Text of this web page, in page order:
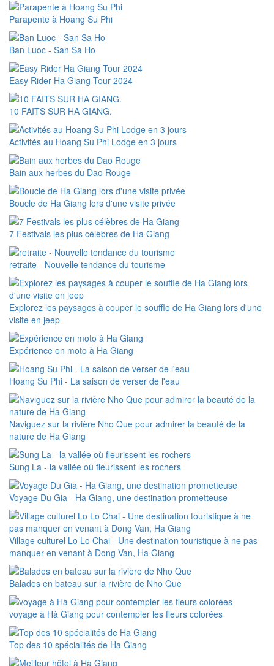
Parapente à Hoang Su Phi
Ban Luoc - San Sa Ho
Easy Rider Ha Giang Tour 2024
10 FAITS SUR HA GIANG.
Activités au Hoang Su Phi Lodge en 3 jours
Bain aux herbes du Dao Rouge
Boucle de Ha Giang lors d'une visite privée
7 Festivals les plus célèbres de Ha Giang
retraite - Nouvelle tendance du tourisme
Explorez les paysages à couper le souffle de Ha Giang lors d'une
visite en jeep
Expérience en moto à Ha Giang
Hoang Su Phi - La saison de verser de l'eau
Naviguez sur la rivière Nho Que pour admirer la beauté de la
nature de Ha Giang
Sung La - la vallée où fleurissent les rochers
Voyage Du Gia - Ha Giang, une destination prometteuse
Village culturel Lo Lo Chai - Une destination touristique à ne pas
manquer en venant à Dong Van, Ha Giang
Balades en bateau sur la rivière de Nho Que
voyage à Hà Giang pour contempler les fleurs colorées
Top des 10 spécialités de Ha Giang